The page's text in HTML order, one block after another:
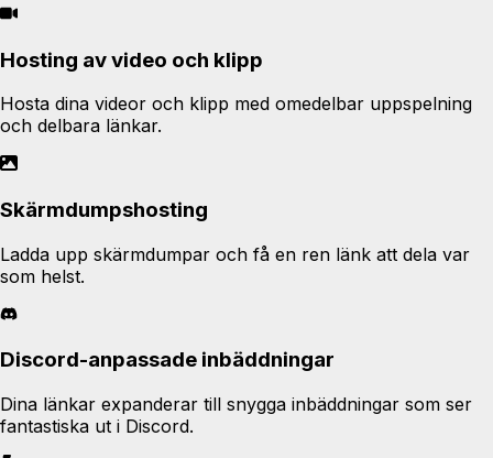
Hosting av video och klipp
Hosta dina videor och klipp med omedelbar uppspelning
och delbara länkar.
Skärmdumpshosting
Ladda upp skärmdumpar och få en ren länk att dela var
som helst.
Discord-anpassade inbäddningar
Dina länkar expanderar till snygga inbäddningar som ser
fantastiska ut i Discord.